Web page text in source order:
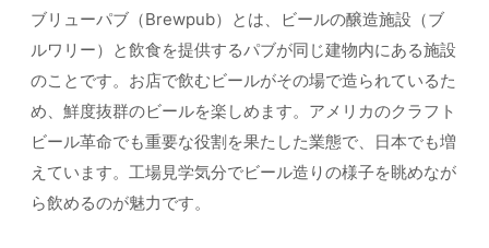
ブリューパブ（Brewpub）とは、ビールの醸造施設（ブ
ルワリー）と飲食を提供するパブが同じ建物内にある施設
のことです。お店で飲むビールがその場で造られているた
め、鮮度抜群のビールを楽しめます。アメリカのクラフト
ビール革命でも重要な役割を果たした業態で、日本でも増
えています。工場見学気分でビール造りの様子を眺めなが
ら飲めるのが魅力です。